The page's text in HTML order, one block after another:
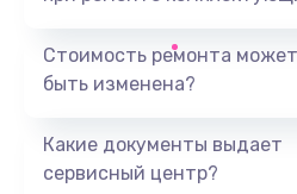
Стоимость ремонта может
быть изменена?
Какие документы выдает
сервисный центр?